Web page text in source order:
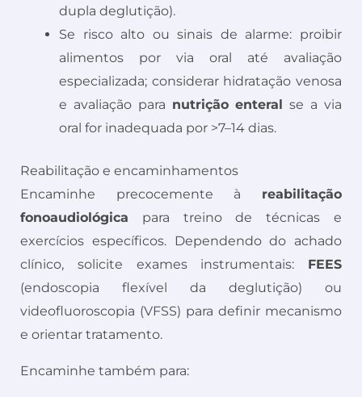
dupla deglutição).
Se risco alto ou sinais de alarme: proibir
alimentos por via oral até avaliação
especializada; considerar hidratação venosa
e avaliação para nutrição enteral se a via
oral for inadequada por >7–14 dias.
Reabilitação e encaminhamentos
Encaminhe precocemente à reabilitação
fonoaudiológica para treino de técnicas e
exercícios específicos. Dependendo do achado
clínico, solicite exames instrumentais: FEES
(endoscopia flexível da deglutição) ou
videofluoroscopia (VFSS) para definir mecanismo
e orientar tratamento.
Encaminhe também para: